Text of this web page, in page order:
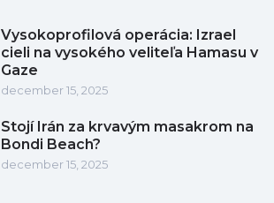
Vysokoprofilová operácia: Izrael
cieli na vysokého veliteľa Hamasu v
Gaze
december 15, 2025
Stojí Irán za krvavým masakrom na
Bondi Beach?
december 15, 2025